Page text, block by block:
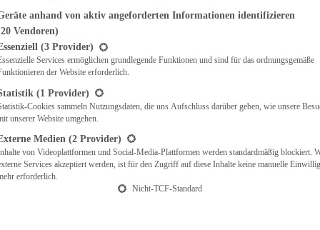
anhand von aktiv angeforderten Informationen identifizieren
Vendoren)
eine Liste der Service-Gruppen, für die eine Einwilligung erteilt werden
(3 Provider)
Services ermöglichen grundlegende Funktionen und sind für das ordnungsgemäße
der Website erforderlich.
(1 Provider)
Cookies sammeln Nutzungsdaten, die uns Aufschluss darüber geben, wie unsere
unserer Website umgehen.
Medien (2 Provider)
von Videoplattformen und Social-Media-Plattformen werden standardmäßig blockiert.
Services akzeptiert werden, ist für den Zugriff auf diese Inhalte keine manuelle
erforderlich.
Nicht-TCF-Standard